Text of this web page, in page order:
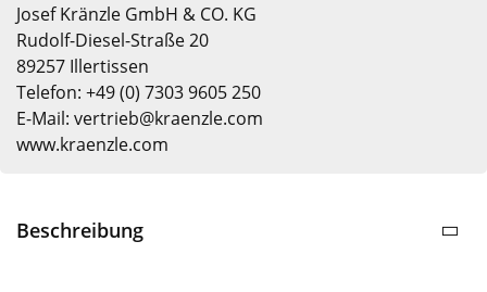
Josef Kränzle GmbH & CO. KG
Rudolf-Diesel-Straße 20
89257 Illertissen
Telefon: +49 (0) 7303 9605 250
E-Mail: vertrieb@kraenzle.com
www.kraenzle.com
Beschreibung